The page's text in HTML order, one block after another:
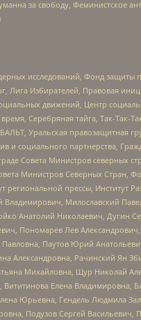
за свободу, Феминистское
исследований, Фонд
Избирателей, Правовая
движений, Центр
Серебряная тайга, Так-Так-
Уральская правозащитная
социального партнерства,
Совета Министров северных
Министров Северных Стран,
прессы,
Владимирович, Милославский
Анатолий Николаевич, Дугин
Пономарев Лев
Паутов Юрий
Александровна, Рачинский Ян
Михайловна, Щур Николай
Елена Владимировна,
Юрьевна, Гендель Людмила
Подузов Сергей Васильевич,